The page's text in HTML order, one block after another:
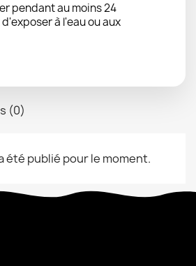
pendant au moins 24
à l'eau ou aux
(0)
été publié pour le moment.